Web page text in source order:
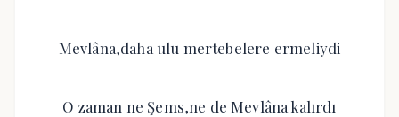
Mevlâna,daha ulu mertebelere ermeliydi
O zaman ne Şems,ne de Mevlâna kalırdı